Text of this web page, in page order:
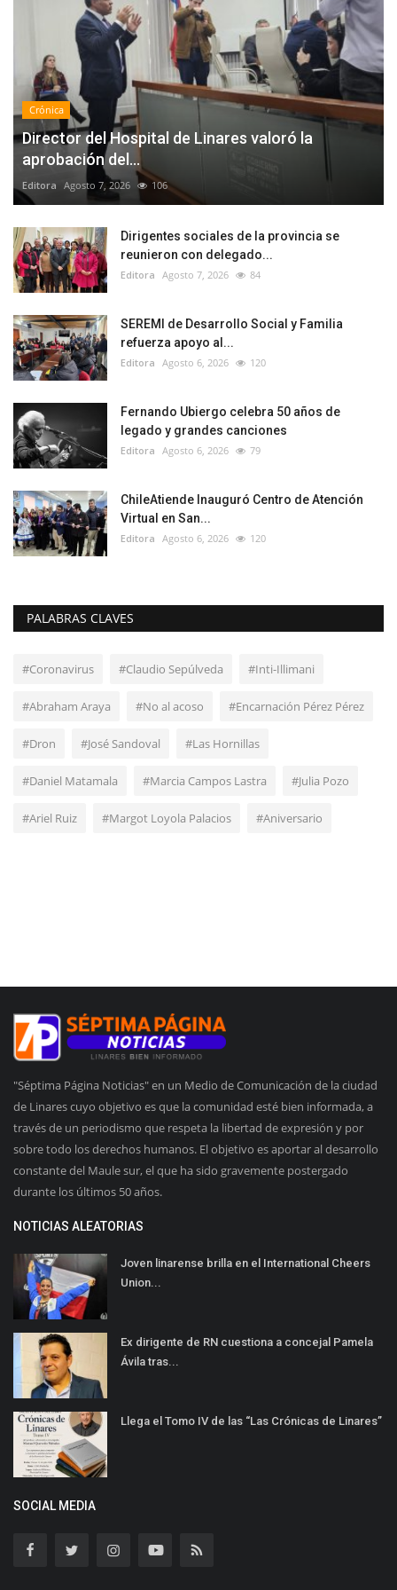
Crónica
Director del Hospital de Linares valoró la
aprobación del...
Editora Agosto 7, 2026 106
Dirigentes sociales de la provincia se
reunieron con delegado...
Editora Agosto 7, 2026 84
SEREMI de Desarrollo Social y Familia
refuerza apoyo al...
Editora Agosto 6, 2026 120
Fernando Ubiergo celebra 50 años de
legado y grandes canciones
Editora Agosto 6, 2026 79
ChileAtiende Inauguró Centro de Atención
Virtual en San...
Editora Agosto 6, 2026 120
PALABRAS CLAVES
#Coronavirus #Claudio Sepúlveda #Inti-Illimani
#Abraham Araya #No al acoso #Encarnación Pérez Pérez
#Dron #José Sandoval #Las Hornillas
#Daniel Matamala #Marcia Campos Lastra #Julia Pozo
#Ariel Ruiz #Margot Loyola Palacios #Aniversario
"Séptima Página Noticias" en un Medio de Comunicación de la ciudad
de Linares cuyo objetivo es que la comunidad esté bien informada, a
través de un periodismo que respeta la libertad de expresión y por
sobre todo los derechos humanos. El objetivo es aportar al desarrollo
constante del Maule sur, el que ha sido gravemente postergado
durante los últimos 50 años.
NOTICIAS ALEATORIAS
Joven linarense brilla en el International Cheers
Union...
Ex dirigente de RN cuestiona a concejal Pamela
Ávila tras...
Llega el Tomo IV de las “Las Crónicas de Linares”
SOCIAL MEDIA